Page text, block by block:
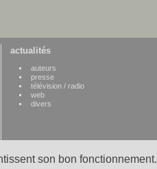
son bon
actualités
auteurs
presse
télévision / radio
web
divers